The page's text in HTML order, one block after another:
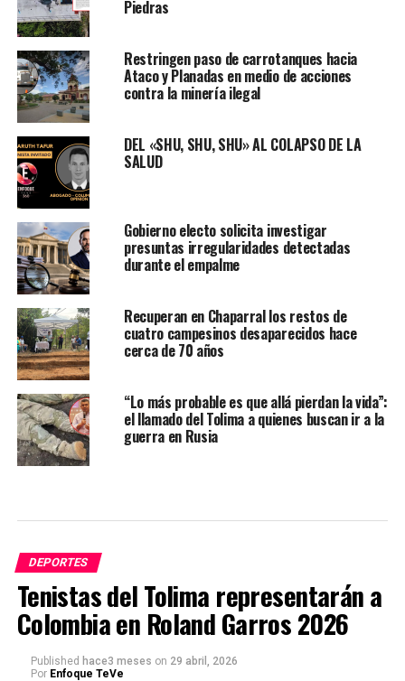
Piedras
Restringen paso de carrotanques hacia
Ataco y Planadas en medio de acciones
contra la minería ilegal
DEL «SHU, SHU, SHU» AL COLAPSO DE LA
SALUD
Gobierno electo solicita investigar
presuntas irregularidades detectadas
durante el empalme
Recuperan en Chaparral los restos de
cuatro campesinos desaparecidos hace
cerca de 70 años
“Lo más probable es que allá pierdan la vida”:
el llamado del Tolima a quienes buscan ir a la
guerra en Rusia
DEPORTES
Tenistas del Tolima representarán a
Colombia en Roland Garros 2026
Published hace3 meses on 29 abril, 2026
Por Enfoque TeVe